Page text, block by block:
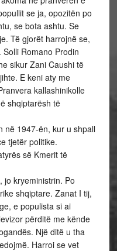
se ja, opozitën po
se bota ashtu. Se
Të gjorët harrojnë se,
Romano Prodin
sikur Zani Caushi të
E keni aty me
kallashinikolle
shqiptarësh të
në 1947-ën, kur u shpall
tjetër politike.
së Kmerit të
jo kryeministrin. Po
shqiptare. Zanat I tij,
e populista si ai
përditë me kënde
Një ditë u tha
Harroi se vet